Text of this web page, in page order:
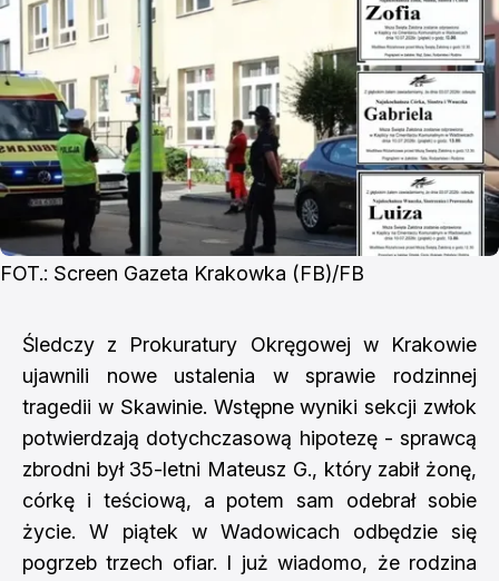
FOT.: Screen Gazeta Krakowka (FB)/FB
Śledczy z Prokuratury Okręgowej w Krakowie
ujawnili nowe ustalenia w sprawie rodzinnej
tragedii w Skawinie. Wstępne wyniki sekcji zwłok
potwierdzają dotychczasową hipotezę - sprawcą
zbrodni był 35-letni Mateusz G., który zabił żonę,
córkę i teściową, a potem sam odebrał sobie
życie. W piątek w Wadowicach odbędzie się
pogrzeb trzech ofiar. I już wiadomo, że rodzina